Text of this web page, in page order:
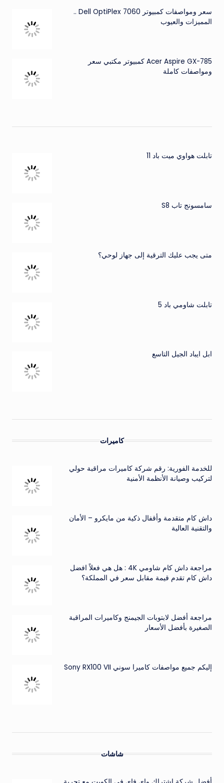
سعر ومواصفات كمبيوتر Dell OptiPlex 7060 ..
المميزات والعيوب
Acer Aspire GX-785 كمبيوتر مكتبي سعر
ومواصفات كاملة
تابلت هواوي ميت باد 11
سامسونج تاب S8
متى يجب عليك الترقية إلى جهاز لوحي؟
تابلت شاومي باد 5
ابل ايباد الجيل التاسع
كاميرات
للخدمة الفورية: رقم شركة كاميرات مراقبة حولي
لتركيب وصيانة الأنظمة الأمنية
داش كام متقدمة وأقفال ذكية من مايكرو – الأمان
والتقنية العالية
مراجعة داش كام شاومي 4K : هل هي فعلاً افضل
داش كام تقدم قيمة مقابل سعر في المملكة؟
مراجعة أفضل لابتوبات الجيمنج وكاميرات المراقبة
الصغيرة بأفضل الأسعار
إليكم جميع مواصفات كاميرا سوني Sony RX100 VII
شاشات